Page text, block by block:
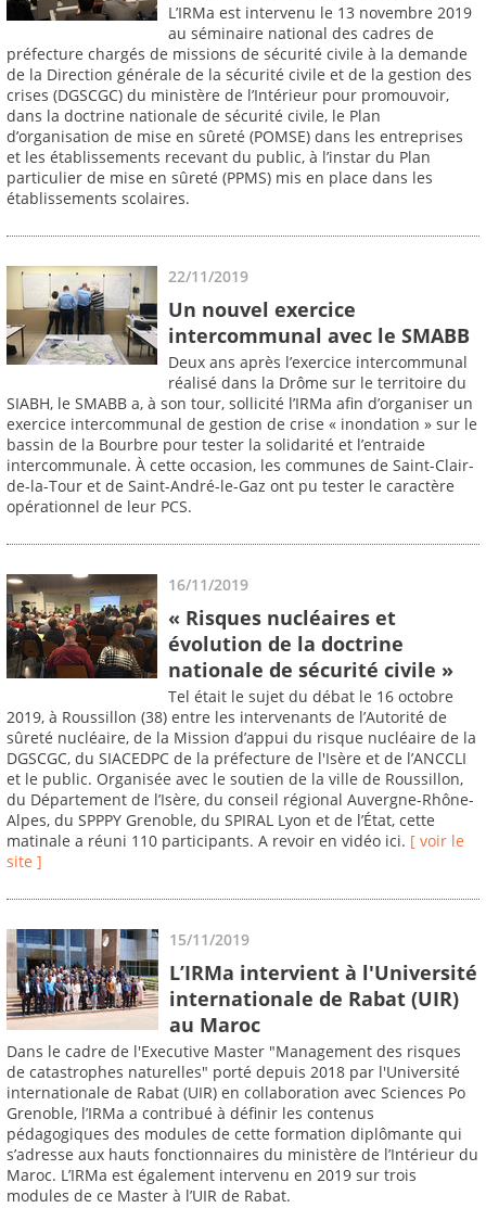
L’IRMa est intervenu le 13 novembre 2019
au séminaire national des cadres de
préfecture chargés de missions de sécurité civile à la demande
de la Direction générale de la sécurité civile et de la gestion des
crises (DGSCGC) du ministère de l’Intérieur pour promouvoir,
dans la doctrine nationale de sécurité civile, le Plan
d’organisation de mise en sûreté (POMSE) dans les entreprises
et les établissements recevant du public, à l’instar du Plan
particulier de mise en sûreté (PPMS) mis en place dans les
établissements scolaires.
22/11/2019
Un nouvel exercice
intercommunal avec le SMABB
Deux ans après l’exercice intercommunal
réalisé dans la Drôme sur le territoire du
SIABH, le SMABB a, à son tour, sollicité l’IRMa afin d’organiser un
exercice intercommunal de gestion de crise « inondation » sur le
bassin de la Bourbre pour tester la solidarité et l’entraide
intercommunale. À cette occasion, les communes de Saint-Clair-
de-la-Tour et de Saint-André-le-Gaz ont pu tester le caractère
opérationnel de leur PCS.
16/11/2019
« Risques nucléaires et
évolution de la doctrine
nationale de sécurité civile »
Tel était le sujet du débat le 16 octobre
2019, à Roussillon (38) entre les intervenants de l’Autorité de
sûreté nucléaire, de la Mission d’appui du risque nucléaire de la
DGSCGC, du SIACEDPC de la préfecture de l'Isère et de l’ANCCLI
et le public. Organisée avec le soutien de la ville de Roussillon,
du Département de l’Isère, du conseil régional Auvergne-Rhône-
Alpes, du SPPPY Grenoble, du SPIRAL Lyon et de l’État, cette
matinale a réuni 110 participants. A revoir en vidéo ici. [ voir le
site ]
15/11/2019
L’IRMa intervient à l'Université
internationale de Rabat (UIR)
au Maroc
Dans le cadre de l'Executive Master "Management des risques
de catastrophes naturelles" porté depuis 2018 par l'Université
internationale de Rabat (UIR) en collaboration avec Sciences Po
Grenoble, l’IRMa a contribué à définir les contenus
pédagogiques des modules de cette formation diplômante qui
s’adresse aux hauts fonctionnaires du ministère de l’Intérieur du
Maroc. L’IRMa est également intervenu en 2019 sur trois
modules de ce Master à l’UIR de Rabat.